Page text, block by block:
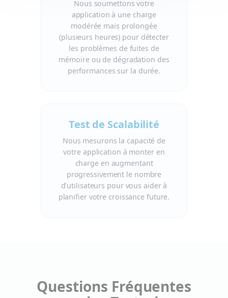
Nous soumettons votre
application à une charge
modérée mais prolongée
(plusieurs heures) pour détecter
les problèmes de fuites de
mémoire ou de dégradation des
performances sur la durée.
Test de Scalabilité
Nous mesurons la capacité de
votre application à monter en
charge en augmentant
progressivement le nombre
d’utilisateurs pour vous aider à
planifier votre croissance future.
Questions Fréquentes